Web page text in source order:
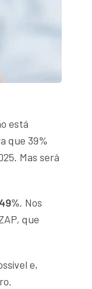
está
que 39%
Mas será
. Nos
que
e,